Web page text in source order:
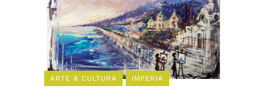
ARTE & CULTURA IMPERIA